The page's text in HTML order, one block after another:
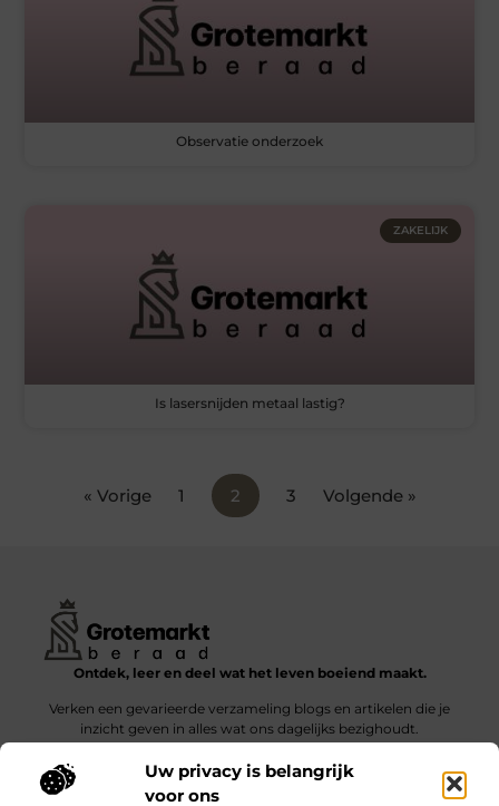
Uw privacy is belangrijk
voor ons
Observatie onderzoek
ZAKELIJK
Is lasersnijden metaal lastig?
« Vorige 1 2 3 Volgende »
Ontdek, leer en deel wat het leven boeiend maakt.
Verken een gevarieerde verzameling blogs en artikelen die je
inzicht geven in alles wat ons dagelijks bezighoudt.
Bericht categorie